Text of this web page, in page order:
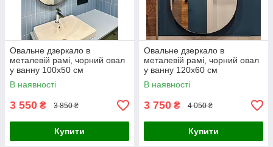
Овальне дзеркало в
металевій рамі, чорний овал
у ванну 100х50 см
В наявності
3 550 ₴ 3 850 ₴
Купити
Овальне дзеркало в
металевій рамі, чорний овал
у ванну 120х60 см
В наявності
3 750 ₴ 4 050 ₴
Купити